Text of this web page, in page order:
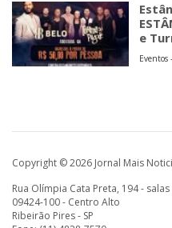
e
Eventos
Copyright © 2026 Jornal Mais
Rua Olímpia Cata Preta, 194 -
09424-100 - Centro Alto
Ribeirão Pires - SP